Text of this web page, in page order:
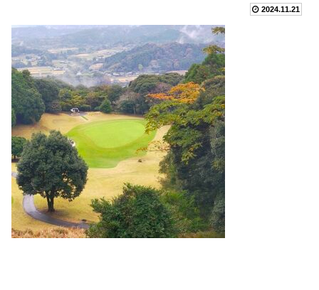
2024.11.21